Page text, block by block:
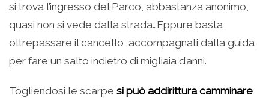
si trova l’ingresso del Parco, abbastanza anonimo,
quasi non si vede dalla strada…Eppure basta
oltrepassare il cancello, accompagnati dalla guida,
per fare un salto indietro di migliaia d’anni.
Togliendosi le scarpe si può addirittura camminare